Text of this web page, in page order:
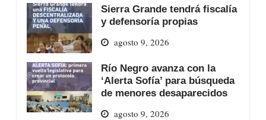
Sierra Grande tendrá fiscalía
y defensoría propias
agosto 9, 2026
Río Negro avanza con la
‘Alerta Sofía’ para búsqueda
de menores desaparecidos
agosto 9, 2026